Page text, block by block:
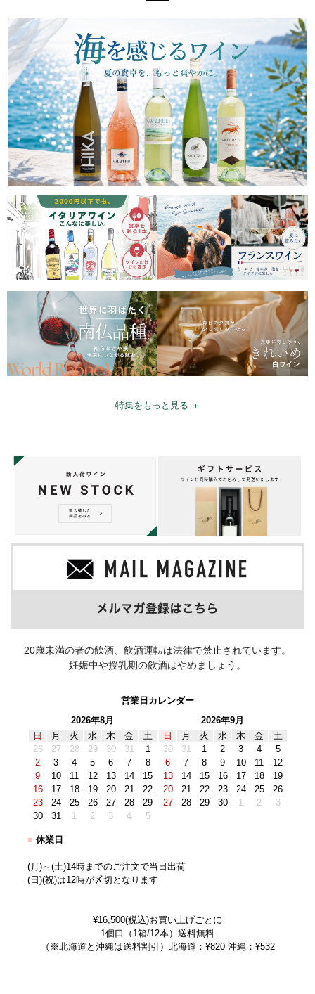
特集をもっと見る ＋
20歳未満の者の飲酒、飲酒運転は法律で禁止されています。
妊娠中や授乳期の飲酒はやめましょう。
営業日カレンダー
2026年8月
日
月 火 水 木 金
土
26
27 28 29 30 31
1
2
3 4 5 6 7
8
9
10 11 12 13 14
15
16
17 18 19 20 21
22
23
24 25 26 27 28
29
30
31 1 2 3 4 5
2026年9月
日
月 火 水 木 金
土
30
31 1 2 3 4
5
6
7 8 9 10 11
12
13
14 15 16 17 18
19
20
21 22 23 24 25
26
27
28 29 30 1 2 3
■ 休業日
(月)～(土)14時までのご注文で当日出荷
(日)(祝)は12時が〆切となります
¥16,500(税込)お買い上げごとに
1個口（1箱/12本）送料無料
（※北海道と沖縄は送料割引）北海道：¥820 沖縄：¥532